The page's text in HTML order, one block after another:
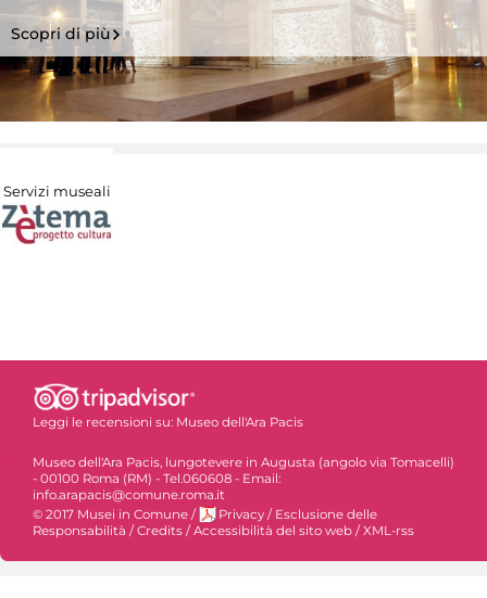
Scopri di più
Servizi museali
Leggi le recensioni su: Museo dell'Ara Pacis
Museo dell'Ara Pacis, lungotevere in Augusta (angolo via Tomacelli)
- 00100 Roma (RM) - Tel.060608 - Email:
info.arapacis@comune.roma.it
© 2017 Musei in Comune / Privacy / Esclusione delle
Responsabilità /Credits /Accessibilità del sito web /XML-rss